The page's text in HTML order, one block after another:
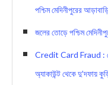
পশ্চিম মেদিনীপুরের
জলের তোড়ে পশ্চিম
Credit Card Fraud :
অ্যাকাউন্ট থেকে দু’দফায়